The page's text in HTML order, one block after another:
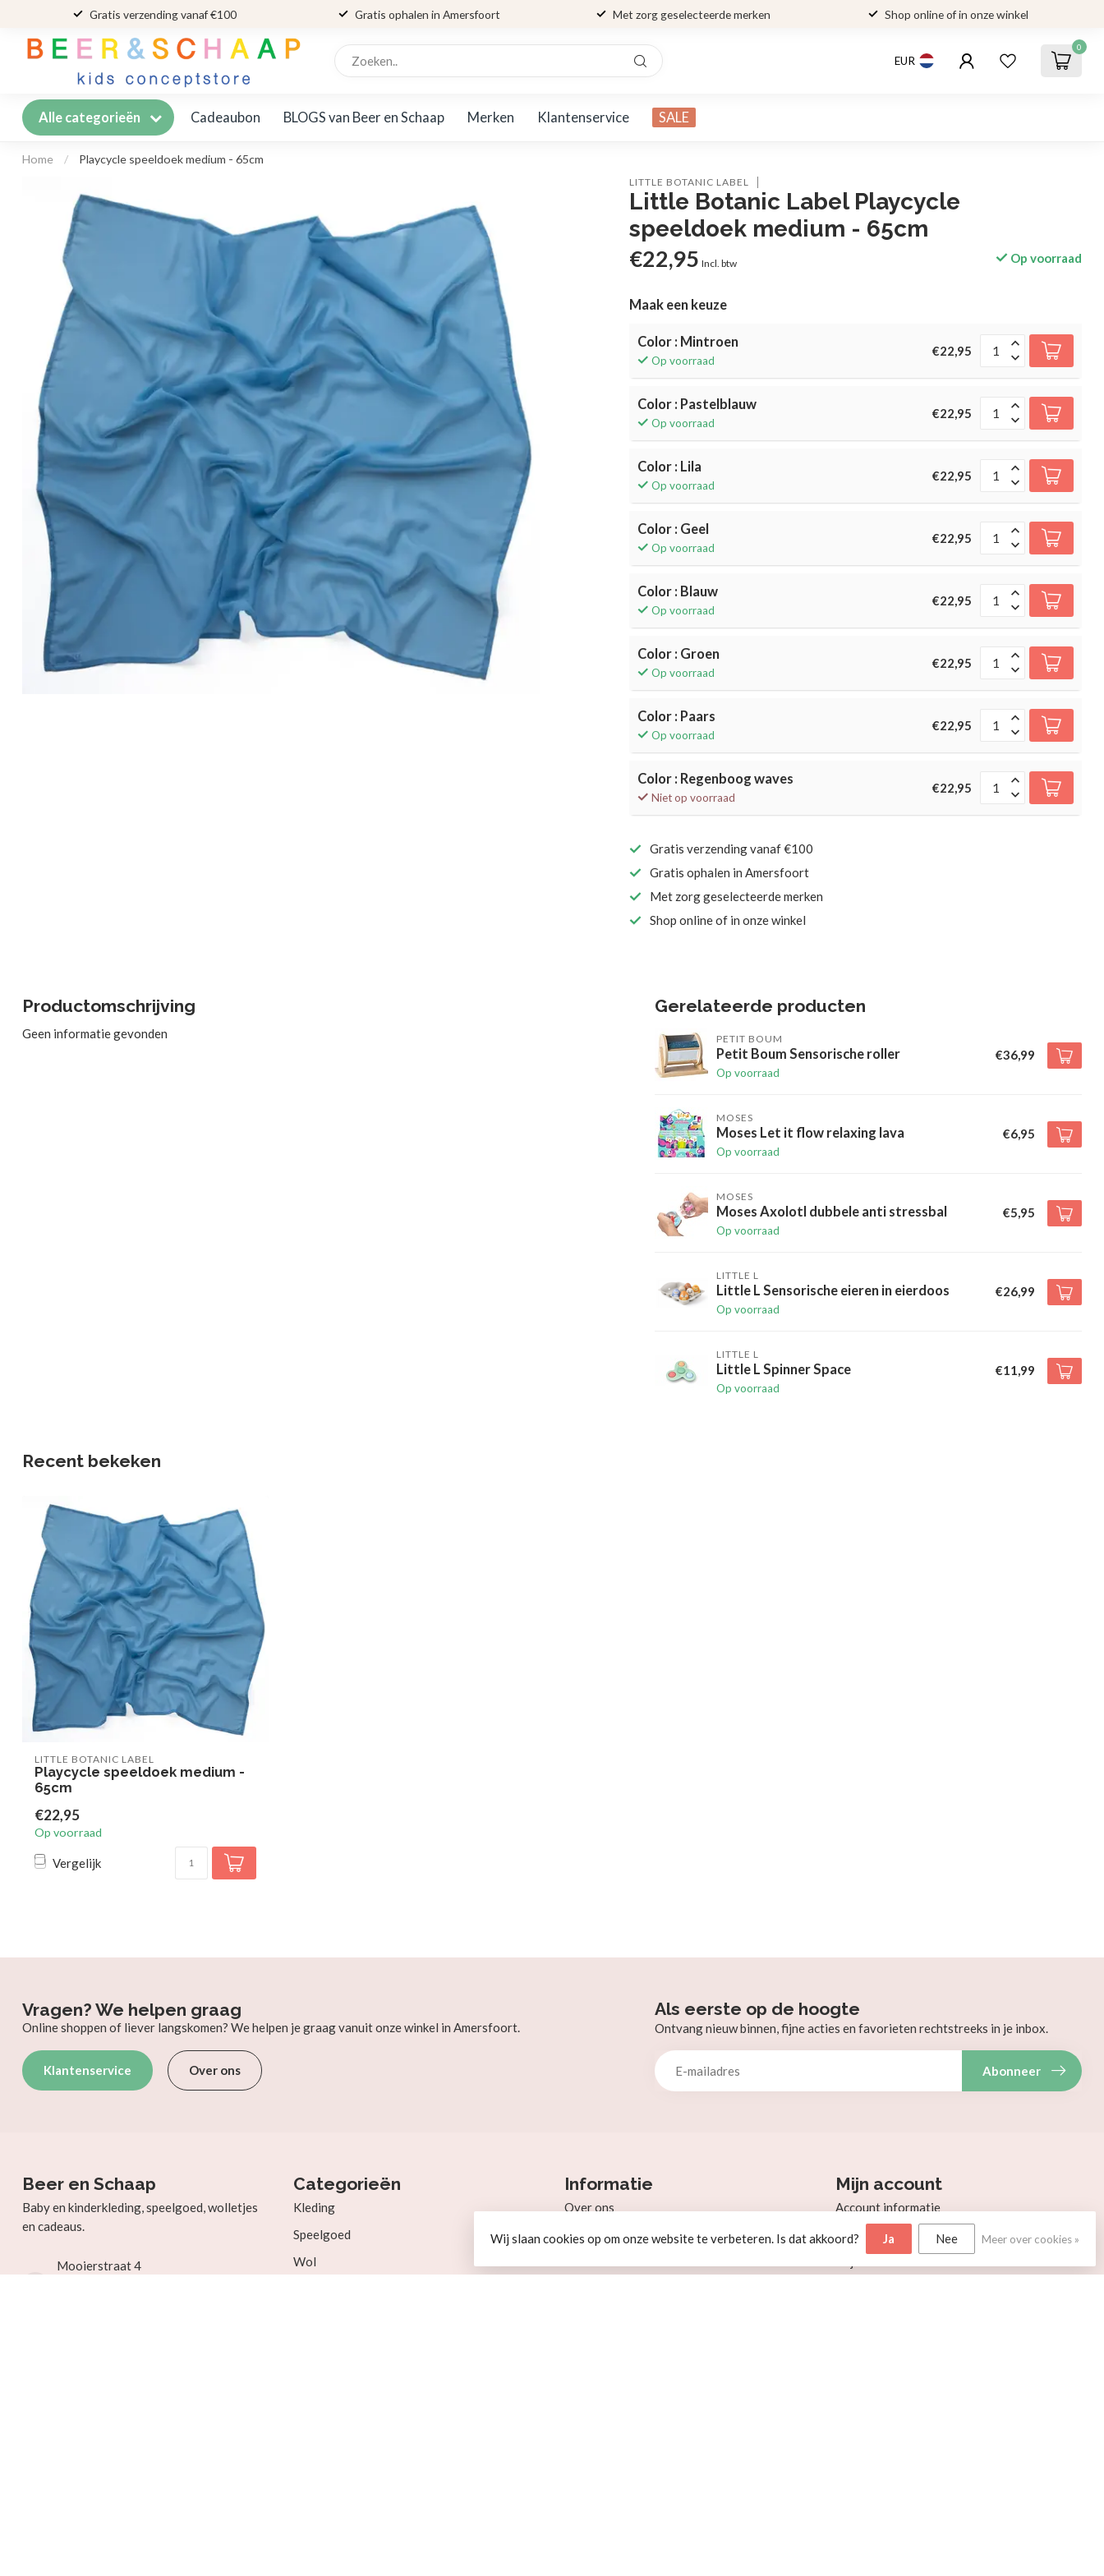
Gratis verzending vanaf €100 Gratis ophalen in Amersfoort Met zorg geselecteerde merken Shop online of in onze winkel
EUR
0
Alle categorieën Cadeaubon BLOGS van Beer en Schaap Merken Klantenservice SALE
Home / Playcycle speeldoek medium - 65cm
LITTLE BOTANIC LABEL
Little Botanic Label Playcycle
speeldoek medium - 65cm
€22,95 Incl. btw Op voorraad
Maak een keuze
Color : Mintroen
Op voorraad
€22,95
Color : Pastelblauw
Op voorraad
€22,95
Color : Lila
Op voorraad
€22,95
Color : Geel
Op voorraad
€22,95
Color : Blauw
Op voorraad
€22,95
Color : Groen
Op voorraad
€22,95
Color : Paars
Op voorraad
€22,95
Color : Regenboog waves
Niet op voorraad
€22,95
Gratis verzending vanaf €100
Gratis ophalen in Amersfoort
Met zorg geselecteerde merken
Shop online of in onze winkel
Productomschrijving
Geen informatie gevonden
Gerelateerde producten
PETIT BOUM
Petit Boum Sensorische roller
Op voorraad
€36,99
MOSES
Moses Let it flow relaxing lava
Op voorraad
€6,95
MOSES
Moses Axolotl dubbele anti stressbal
Op voorraad
€5,95
LITTLE L
Little L Sensorische eieren in eierdoos
Op voorraad
€26,99
LITTLE L
Little L Spinner Space
Op voorraad
€11,99
Recent bekeken
LITTLE BOTANIC LABEL
Playcycle speeldoek medium -
65cm
€22,95
Op voorraad
Vergelijk
Vragen? We helpen graag
Online shoppen of liever langskomen? We helpen je graag vanuit onze winkel in Amersfoort.
Klantenservice Over ons
Als eerste op de hoogte
Ontvang nieuw binnen, fijne acties en favorieten rechtstreeks in je inbox.
Abonneer
Beer en Schaap
Baby en kinderkleding, speelgoed, wolletjes
en cadeaus.
Mooierstraat 4
Categorieën
Kleding
Speelgoed
Wol
Informatie
Over ons
Algemene voorwaarden
Mijn account
Account informatie
Mijn bestellingen
Wij slaan cookies op om onze website te verbeteren. Is dat akkoord? Ja Nee Meer over cookies »